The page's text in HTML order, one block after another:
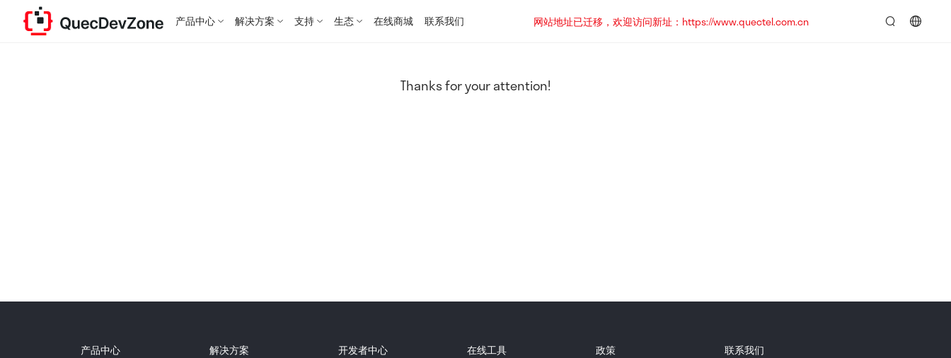
产品中心 解决方案 支持 生态 在线商城 联系我们
网站地址已迁移，欢迎访问新址：https://www.quectel.com.cn
Thanks for your attention!
产品中心
解决方案
开发者中心
在线工具
政策
联系我们